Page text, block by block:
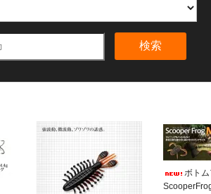
検索
ボト